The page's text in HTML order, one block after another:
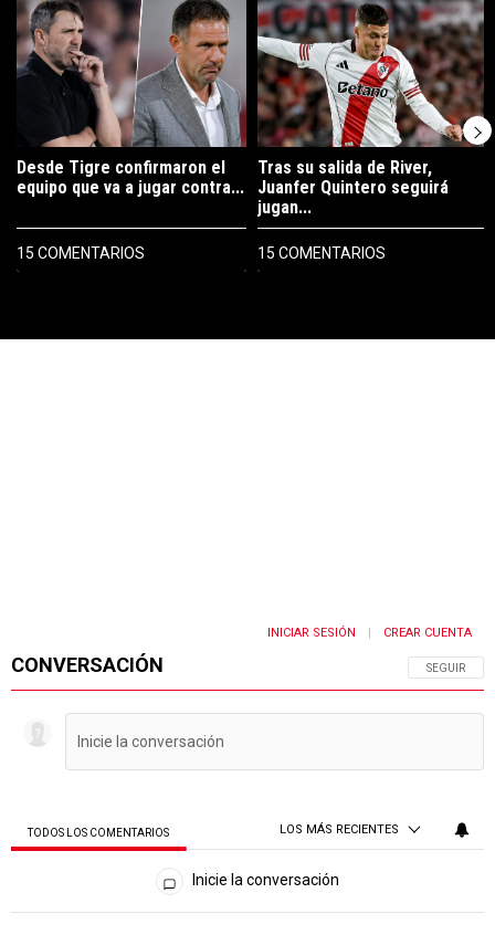
Un artículo de tendencia con el título "Desde Tigre confirmaron el
Desde Tigre confirmaron el
equipo que va a jugar contra...
15 COMENTARIOS
Un artículo de tendencia con el
Tras su salida de River,
Juanfer Quintero seguirá
jugan...
15 COMENTARIOS
CONVERSACIÓN SIGA ESTA
SEGUIR
INICIAR SESIÓN CREAR CUENTA
TODOS LOS COMENTARIOS LOS MÁS RECIENTES
Todos los comentarios
Inicie la conversación